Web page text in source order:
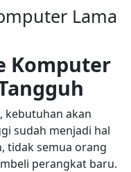
Lama
Komputer
kebutuhan akan
sudah menjadi hal
tidak semua orang
perangkat baru.